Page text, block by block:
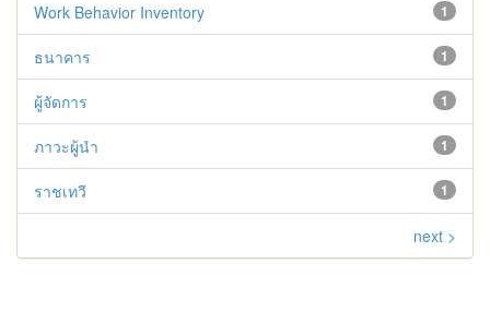
1
Work Behavior Inventory
1
ธนาคาร
1
ผู้จัดการ
1
ภาวะผู้นำ
1
ราชเทวี
next >